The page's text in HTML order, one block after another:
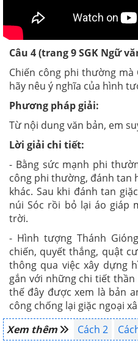
Câu 4 (trang 9 SGK Ngữ
Chiến công phi thường mà
hãy nêu ý nghĩa của hình
Phương pháp giải:
Từ nội dung văn bản, em
Lời giải chi tiết:
- Bằng sức mạnh phi
công phi thường, đánh tan
khác. Sau khi đánh tan
núi Sóc rồi bỏ lại áo giáp
trời.
- Hình tượng Thánh
chiến, quyết thắng, quật
thông qua việc xây dựng
gắn với những chi tiết thần
thế đây được xem là bản
công chống lại giặc ngoại
Xem thêm
Cách 2